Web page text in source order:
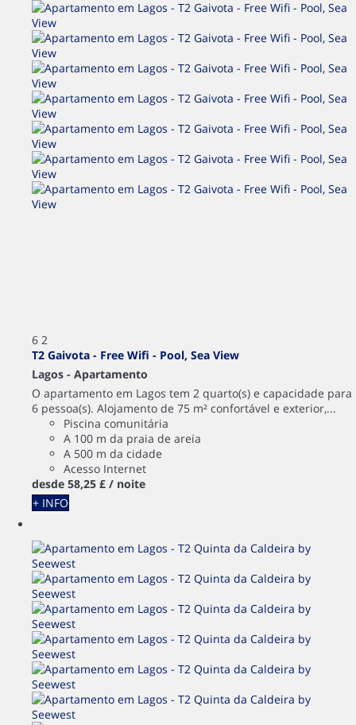
6 2
T2 Gaivota - Free Wifi - Pool, Sea View
Lagos - Apartamento
O apartamento em Lagos tem 2 quarto(s) e capacidade para
6 pessoa(s). Alojamento de 75 m² confortável e exterior,...
Piscina comunitária
A 100 m da praia de areia
A 500 m da cidade
Acesso Internet
desde 58,25 £ / noite
+ INFO